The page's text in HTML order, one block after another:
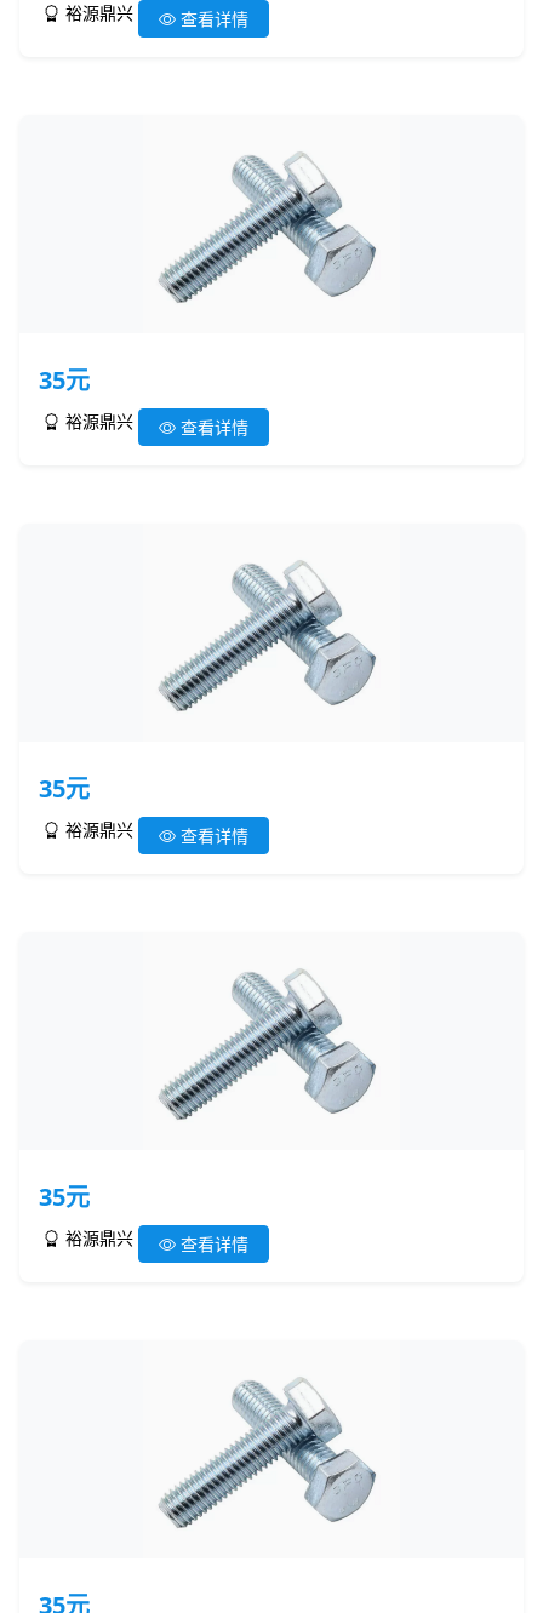
裕源鼎兴 查看详情
35元
裕源鼎兴 查看详情
35元
裕源鼎兴 查看详情
35元
裕源鼎兴 查看详情
35元